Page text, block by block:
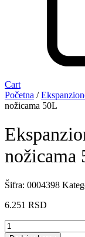
Cart
Početna /
nožicama 50L
nožicama
Šifra: 0004398
6.251 RSD
Ekspanziona
posuda